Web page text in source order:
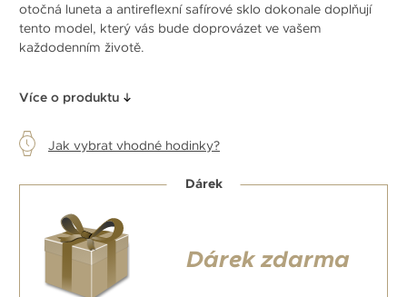
otočná luneta a antireflexní safírové sklo dokonale doplňují
tento model, který vás bude doprovázet ve vašem
každodenním životě.
Více o produktu
Jak vybrat vhodné hodinky?
Dárek
Dárek zdarma